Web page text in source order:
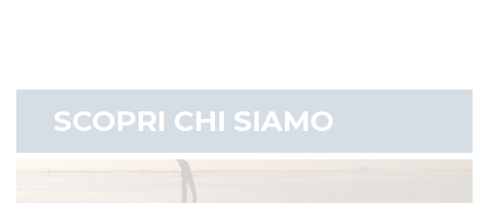
SCOPRI CHI SIAMO